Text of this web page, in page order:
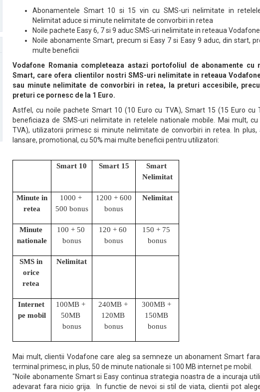
Abonamentele Smart 10 si 15 vin cu SMS-uri nelimitate in
Nelimitat aduce si minute nelimitate de convorbiri in retea
Noile pachete Easy 6, 7 si 9 aduc SMS-uri nelimitate in reteaua Vodafone
Noile abonamente Smart, precum si Easy 7 si Easy 9 aduc, din start,
multe beneficii
Vodafone Romania completeaza astazi portofoliul de abonamente cu
Smart, care ofera clientilor nostri SMS-uri nelimitate in reteaua
sau minute nelimitate de convorbiri in retea, la preturi accesibile,
preturi ce pornesc de la 1 Euro.
Astfel, cu noile pachete Smart 10 (10 Euro cu TVA), Smart 15 (15 Euro cu
beneficiaza de SMS-uri nelimitate in retelele nationale mobile. Mai mult,
TVA), utilizatorii primesc si minute nelimitate de convorbiri in retea. In plus,
lansare, promotional, cu 50% mai multe beneficii pentru utilizatori:
Smart 10 Smart 15
Smart
Nelimitat
Minute in
retea
1000 +
500 bonus
1200 + 600
bonus
Nelimitat
Minute
nationale
100 + 50
bonus
120 + 60
bonus
150 + 75
bonus
SMS in
orice
retea
Nelimitat
Internet
pe mobil
100MB +
50MB
bonus
240MB +
120MB
bonus
300MB +
150MB
bonus
Mai mult, clientii Vodafone care aleg sa semneze un abonament Smart
terminal primesc, in plus, 50 de minute nationale si 100 MB internet pe mobil.
"Noile abonamente Smart si Easy continua strategia noastra de a incuraja
adevarat fara nicio grija. In functie de nevoi si stil de viata, clientii pot